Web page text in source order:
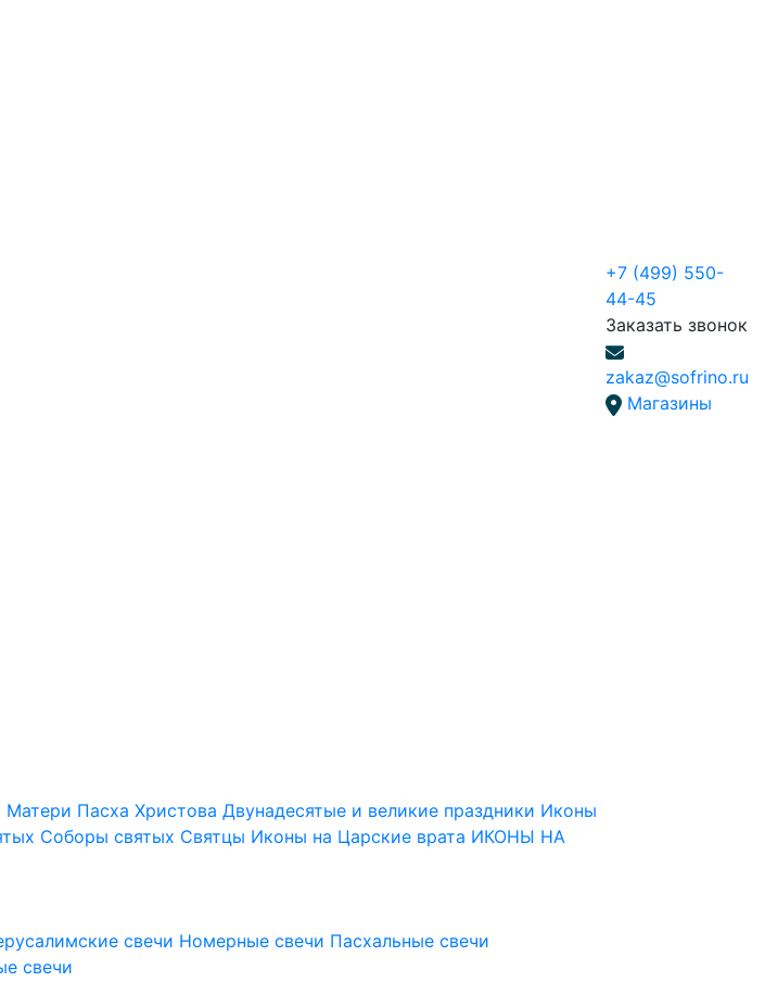
Пасха ХристоваДвунадесятые и великие праздники Иконы
Соборы святых Святцы Иконы на Царские врата ИКОНЫ НА
свечи Номерные свечи Пасхальные свечи
свечи
+7 (499) 550-
44-45
Заказать звонок
zakaz@sofrino.ru
Магазины